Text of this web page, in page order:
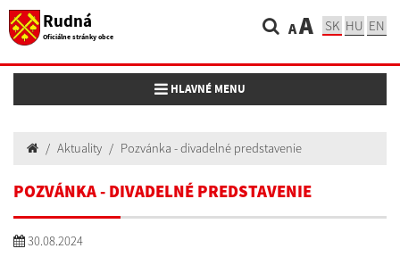
Rudná
Oficiálne stránky obce AA SK HU EN
Toggle navigation
HLAVNÉ MENU
Aktuality Pozvánka - divadelné predstavenie
POZVÁNKA - DIVADELNÉ PREDSTAVENIE
30.08.2024